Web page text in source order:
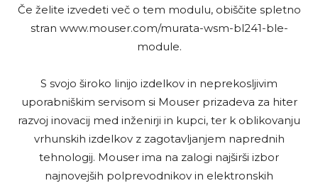
Če želite izvedeti več o tem modulu, obiščite spletno
stran www.mouser.com/murata-wsm-bl241-ble-
module.
S svojo široko linijo izdelkov in neprekosljivim
uporabniškim servisom si Mouser prizadeva za hiter
razvoj inovacij med inženirji in kupci, ter k oblikovanju
vrhunskih izdelkov z zagotavljanjem naprednih
tehnologij. Mouser ima na zalogi najširši izbor
najnovejših polprevodnikov in elektronskih